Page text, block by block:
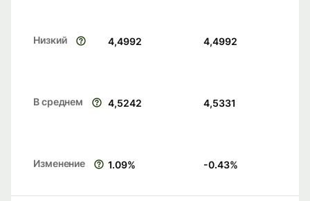
Низкий 4,4992 4,4992
В среднем 4,5242 4,5331
Изменение 1.09% -0.43%